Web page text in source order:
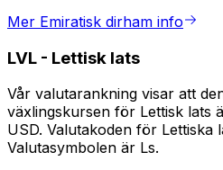
Mer Emiratisk dirham info
LVL - Lettisk lats
Vår valutarankning visar att
växlingskursen för Lettisk lats
USD. Valutakoden för Lettiska
Valutasymbolen är Ls.